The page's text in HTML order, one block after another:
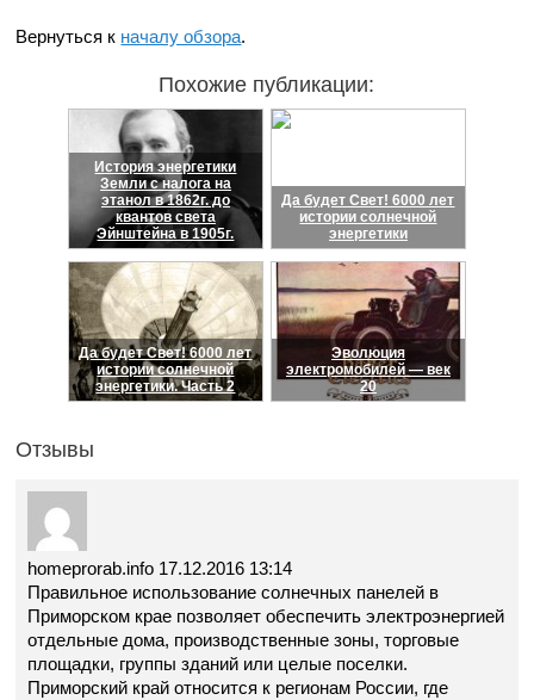
Вернуться к началу обзора.
Похожие публикации:
История энергетики
Земли с налога на
этанол в 1862г. до
квантов света
Эйнштейна в 1905г.
Да будет Свет! 6000 лет
истории солнечной
энергетики
Да будет Свет! 6000 лет
истории солнечной
энергетики. Часть 2
Эволюция
электромобилей — век
20
Отзывы
homeprorab.info 17.12.2016 13:14
Правильное использование солнечных панелей в
Приморском крае позволяет обеспечить электроэнергией
отдельные дома, производственные зоны, торговые
площадки, группы зданий или целые поселки.
Приморский край относится к регионам России, где